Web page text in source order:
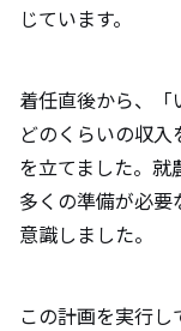
じています。
着任直後から、
どのくらいの収
を立てました。
多くの準備が必要
意識しました。
この計画を実行